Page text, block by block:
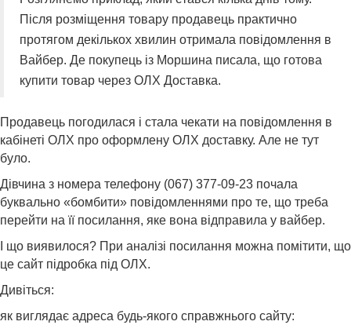
Після розміщення товару продавець практично
протягом декількох хвилин отримала повідомлення в
Вайбер. Де покупець із Моршина писала, що готова
купити товар через ОЛХ Доставка.
Продавець погодилася і стала чекати на повідомлення в
кабінеті ОЛХ про оформлену ОЛХ доставку. Але не тут
було.
Дівчина з номера телефону (067) 377-09-23 почала
буквально «бомбити» повідомленнями про те, що треба
перейти на її посилання, яке вона відправила у вайбер.
І що виявилося? При аналізі посилання можна помітити, що
це сайт підробка під ОЛХ.
Дивіться:
як виглядає адреса будь-якого справжнього сайту: